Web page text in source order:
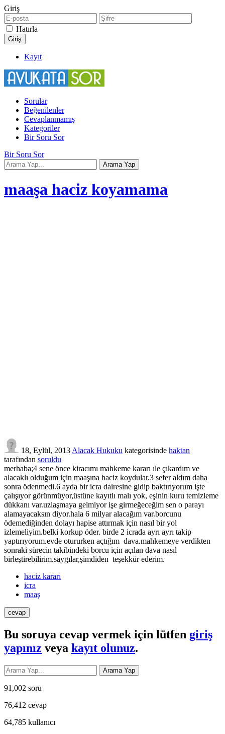
Giriş
Hatırla
Kayıt
Sorular
Beğenilenler
Cevaplanmamış
Kategoriler
Bir Soru Sor
Bir Soru Sor
maaşa haciz koyamama
18, Eylül, 2013 Alacak Hukuku kategorisinde haktan
tarafından soruldu
merhaba;4 sene önce kiracımı mahkeme kararı ıle çıkardım ve
alacaklı olduğum için maaşına haciz koydular.3 sefer aldım daha
sonra ödenmedi.6 ayda bir icra dairesine gidip baktırıyorum işte
çalışıyor görünmüyor,üstüne kayıtlı malı yok, eşinin kuru temizleme
dükkanı var.uzlaşmaya gelmiyor işe girmeğeceğim sen o parayı
alamayacaksın diyor.hala 6 milyar alacağım var.borcunu
ödemediğinden dolayı hapise attırmak için nasıl bir yol
izlemeliyim.belki korkup öder. birde 2 icrada ayrı ayrı takip
yaptırıyorum.evde otururken açtığım dava.mahkemeye verdikten
sonraki sürecin takibindeki borcu için açılan dava nasıl
birleştirebilirim.saygılar,şimdiden teşekkür ederim.
haciz kararı
icra
maaş
Bu soruya cevap vermek için lütfen giriş
yapınız veya kayıt olunuz.
91,002 soru
76,412 cevap
64,785 kullanıcı